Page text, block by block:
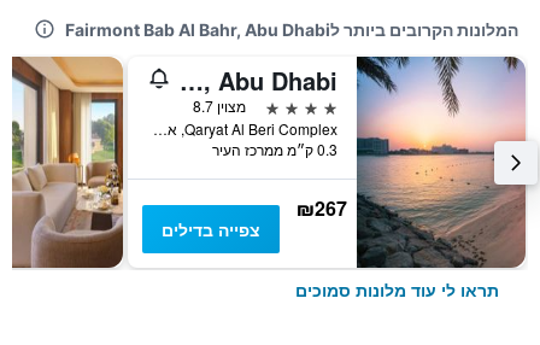
המלונות הקרובים ביותר לFairmont Bab Al Bahr, Abu Dhabi
Traders Hotel, Abu Dhabi
4 כוכבים
מצוין 8.7
Qaryat Al Beri Complex, אבו דאבי, איחוד האמירויות הערביות
0.3 ק״מ ממרכז העיר
₪267
צפייה בדילים
תראו לי עוד מלונות סמוכים